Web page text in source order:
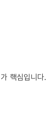
가 핵심입니다.